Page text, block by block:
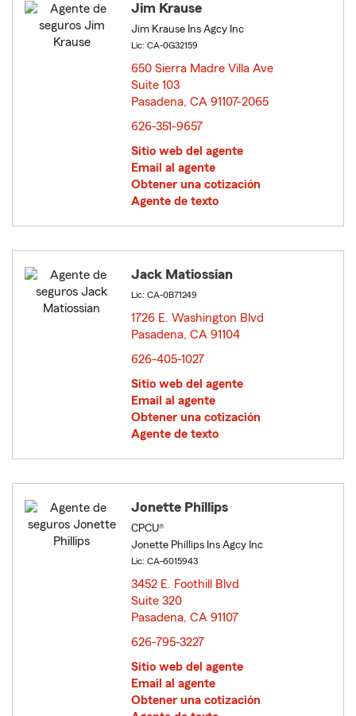
Jim Krause
Jim Krause Ins Agcy Inc
Lic: CA-0G32159
650 Sierra Madre Villa Ave
Suite 103
Pasadena, CA 91107-2065
626-351-9657
Sitio web del agente
Email al agente
Obtener una cotización
Agente de texto
Jack Matiossian
Lic: CA-0B71249
1726 E. Washington Blvd
Pasadena, CA 91104
626-405-1027
Sitio web del agente
Email al agente
Obtener una cotización
Agente de texto
Jonette Phillips
CPCU®
Jonette Phillips Ins Agcy Inc
Lic: CA-6015943
3452 E. Foothill Blvd
Suite 320
Pasadena, CA 91107
626-795-3227
Sitio web del agente
Email al agente
Obtener una cotización